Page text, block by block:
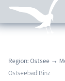
Regionales
Region: Ostsee →
Ostseebad Binz